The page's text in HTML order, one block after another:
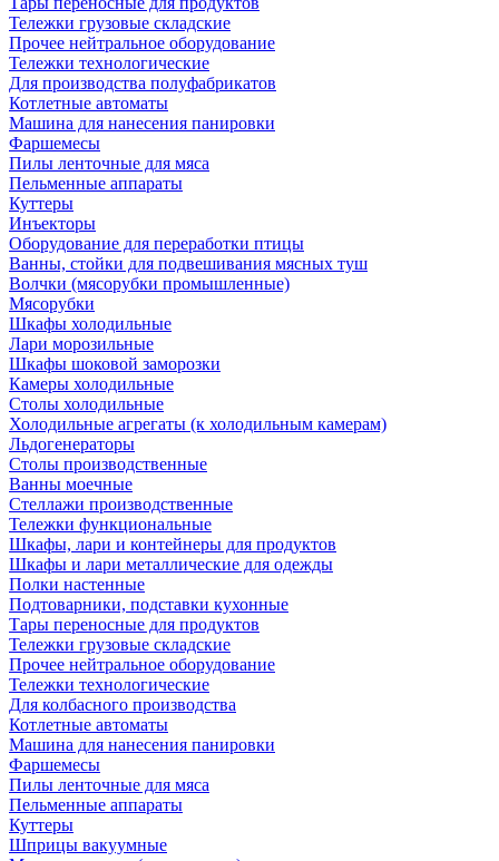
Тележки грузовые складские
Прочее нейтральное оборудование
Тележки технологические
Для производства полуфабрикатов
Котлетные автоматы
Машина для нанесения панировки
Фаршемесы
Пилы ленточные для мяса
Пельменные аппараты
Куттеры
Инъекторы
Оборудование для переработки птицы
Ванны, стойки для подвешивания мясных туш
Волчки (мясорубки промышленные)
Мясорубки
Шкафы холодильные
Лари морозильные
Шкафы шоковой заморозки
Камеры холодильные
Столы холодильные
Холодильные агрегаты (к холодильным камерам)
Льдогенераторы
Столы производственные
Ванны моечные
Стеллажи производственные
Тележки функциональные
Шкафы, лари и контейнеры для продуктов
Шкафы и лари металлические для одежды
Полки настенные
Подтоварники, подставки кухонные
Тары переносные для продуктов
Тележки грузовые складские
Прочее нейтральное оборудование
Тележки технологические
Для колбасного производства
Котлетные автоматы
Машина для нанесения панировки
Фаршемесы
Пилы ленточные для мяса
Пельменные аппараты
Куттеры
Шприцы вакуумные